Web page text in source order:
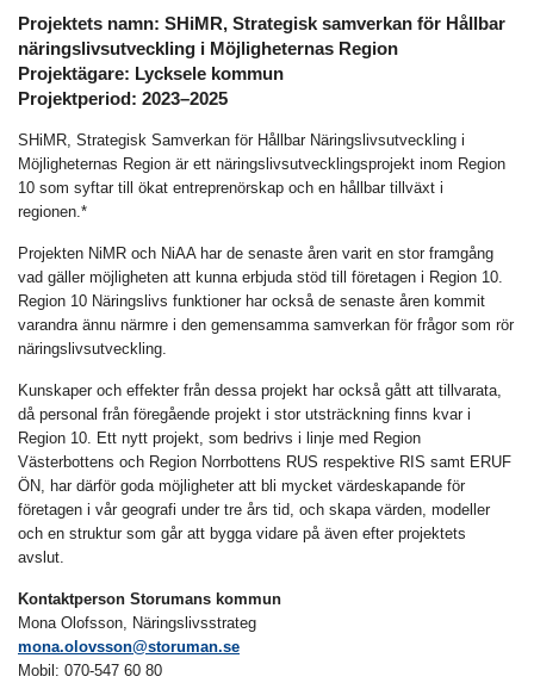
Projektets namn: SHiMR, Strategisk samverkan för Hållbar
näringslivsutveckling i Möjligheternas Region
Projektägare: Lycksele kommun
Projektperiod: 2023–2025
SHiMR, Strategisk Samverkan för Hållbar Näringslivsutveckling i
Möjligheternas Region är ett näringslivsutvecklingsprojekt inom Region
10 som syftar till ökat entreprenörskap och en hållbar tillväxt i
regionen.*
Projekten NiMR och NiAA har de senaste åren varit en stor framgång
vad gäller möjligheten att kunna erbjuda stöd till företagen i Region 10.
Region 10 Näringslivs funktioner har också de senaste åren kommit
varandra ännu närmre i den gemensamma samverkan för frågor som rör
näringslivsutveckling.
Kunskaper och effekter från dessa projekt har också gått att tillvarata,
då personal från föregående projekt i stor utsträckning finns kvar i
Region 10. Ett nytt projekt, som bedrivs i linje med Region
Västerbottens och Region Norrbottens RUS respektive RIS samt ERUF
ÖN, har därför goda möjligheter att bli mycket värdeskapande för
företagen i vår geografi under tre års tid, och skapa värden, modeller
och en struktur som går att bygga vidare på även efter projektets
avslut.
Kontaktperson Storumans kommun
Mona Olofsson, Näringslivsstrateg
mona.olovsson@storuman.se
Mobil: 070-547 60 80